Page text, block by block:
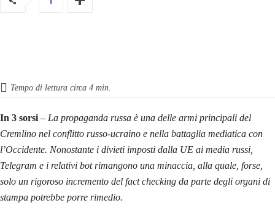
Tempo di lettura circa 4 min.
In 3 sorsi – La propaganda russa è una delle armi principali del
Cremlino nel conflitto russo-ucraino e nella battaglia mediatica con
l’Occidente. Nonostante i divieti imposti dalla UE ai media russi,
Telegram e i relativi bot rimangono una minaccia, alla quale, forse,
solo un rigoroso incremento del fact checking da parte degli organi di
stampa potrebbe porre rimedio.